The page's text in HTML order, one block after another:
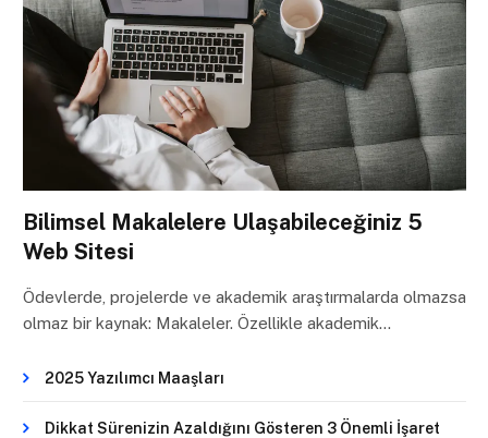
Bilimsel Makalelere Ulaşabileceğiniz 5
Web Sitesi
Ödevlerde, projelerde ve akademik araştırmalarda olmazsa
olmaz bir kaynak: Makaleler. Özellikle akademik…
2025 Yazılımcı Maaşları
Dikkat Sürenizin Azaldığını Gösteren 3 Önemli İşaret